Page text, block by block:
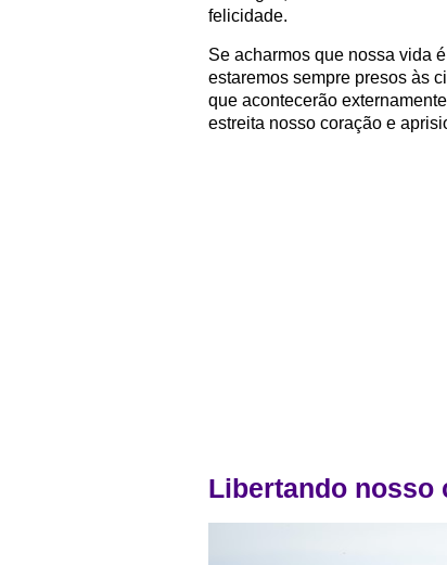
felicidade.
Se acharmos que nossa vida
estaremos sempre presos às
que acontecerão
estreita nosso coração e
Libertando nosso